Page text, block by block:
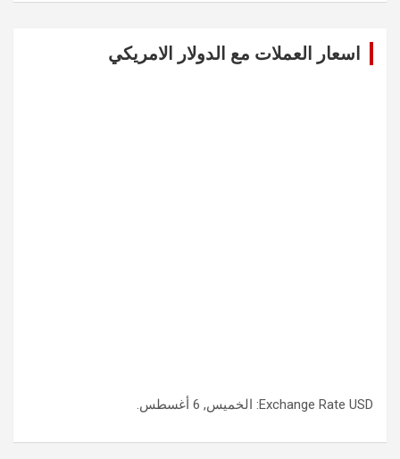
اسعار العملات مع الدولار الامريكي
Exchange Rate USD : الخميس, 6 أغسطس.